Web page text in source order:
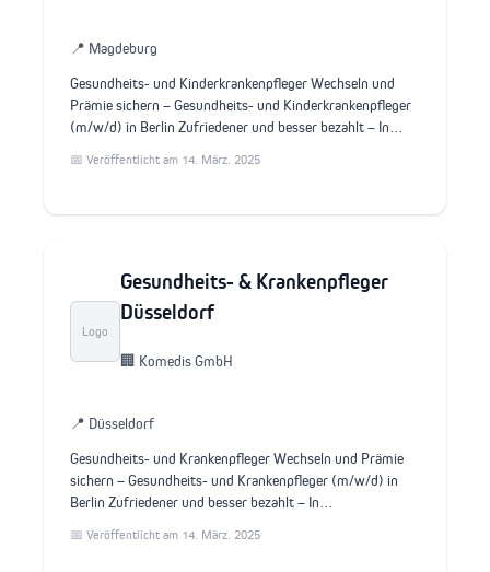
📍 Magdeburg
Gesundheits- und Kinderkrankenpfleger Wechseln und
Prämie sichern – Gesundheits- und Kinderkrankenpfleger
(m/w/d) in Berlin Zufriedener und besser bezahlt – In…
📅 Veröffentlicht am 14. März. 2025
Logo
Gesundheits- & Krankenpfleger
Düsseldorf
🏢 Komedis GmbH
📍 Düsseldorf
Gesundheits- und Krankenpfleger Wechseln und Prämie
sichern – Gesundheits- und Krankenpfleger (m/w/d) in
Berlin Zufriedener und besser bezahlt – In…
📅 Veröffentlicht am 14. März. 2025